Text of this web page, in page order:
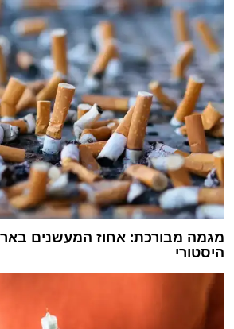
מגמה מבורכת: אחוז המעשנים
היסטורי